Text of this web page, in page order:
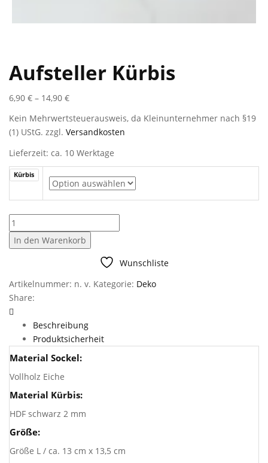
Aufsteller Kürbis
6,90 € – 14,90 €
Kein Mehrwertsteuerausweis, da Kleinunternehmer nach §19
(1) UStG. zzgl. Versandkosten
Lieferzeit: ca. 10 Werktage
Kürbis
Aufsteller
Kürbis
Menge
In den Warenkorb
Wunschliste
Artikelnummer: n. v. Kategorie: Deko
Share:
Beschreibung
Produktsicherheit
Material Sockel:
Vollholz Eiche
Material Kürbis:
HDF schwarz 2 mm
Größe:
Größe L / ca. 13 cm x 13,5 cm